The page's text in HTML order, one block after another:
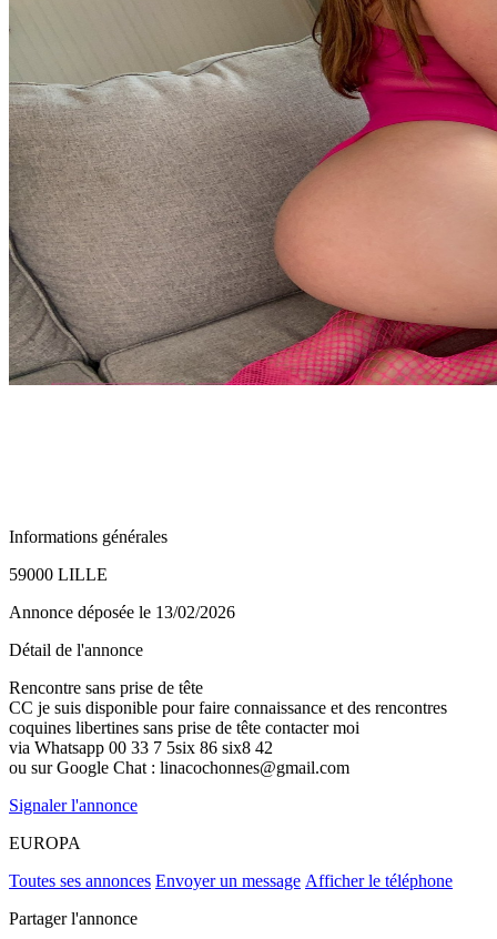
Informations générales
59000 LILLE
Annonce déposée le 13/02/2026
Détail de l'annonce
Rencontre sans prise de tête
CC je suis disponible pour faire connaissance et des rencontres
coquines libertines sans prise de tête contacter moi
via Whatsapp 00 33 7 5six 86 six8 42
ou sur Google Chat : linacochonnes@gmail.com
Signaler l'annonce
EUROPA
Toutes ses annonces Envoyer un message Afficher le téléphone
Partager l'annonce